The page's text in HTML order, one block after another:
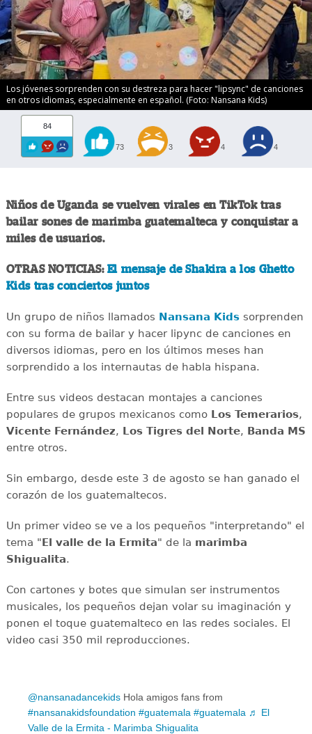
Los jóvenes sorprenden con su destreza para hacer "lipsync" de canciones
en otros idiomas, especialmente en español. (Foto: Nansana Kids)
84
73 3 4 4
Niños de Uganda se vuelven virales en TikTok tras
bailar sones de marimba guatemalteca y conquistar a
miles de usuarios.
OTRAS NOTICIAS: El mensaje de Shakira a los Ghetto
Kids tras conciertos juntos
Un grupo de niños llamados Nansana Kidssorprenden
con su forma de bailar y hacer lipync de canciones en
diversos idiomas, pero en los últimos meses han
sorprendido a los internautas de habla hispana.
Entre sus videos destacan montajes a canciones
populares de grupos mexicanos como Los Temerarios,
Vicente Fernández, Los Tigres del Norte, Banda MS
entre otros.
Sin embargo, desde este 3 de agosto se han ganado el
corazón de los guatemaltecos.
Un primer video se ve a los pequeños "interpretando" el
tema "El valle de la Ermita" de la marimba
Shigualita.
Con cartones y botes que simulan ser instrumentos
musicales, los pequeños dejan volar su imaginación y
ponen el toque guatemalteco en las redes sociales. El
video casi 350 mil reproducciones.
@nansanadancekids Hola amigos fans from
#nansanakidsfoundation #guatemala #guatemala ♬ El
Valle de la Ermita - Marimba Shigualita